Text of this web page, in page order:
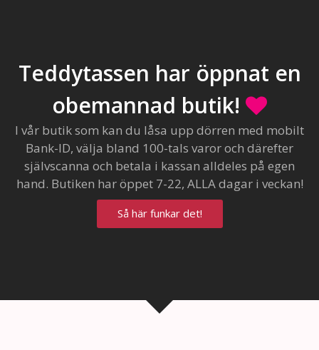
Teddytassen har öppnat en
obemannad butik!
I vår butik som kan du låsa upp dörren med mobilt
Bank-ID, välja bland 100-tals varor och därefter
självscanna och betala i kassan alldeles på egen
hand. Butiken har öppet 7-22, ALLA dagar i veckan!
Så här funkar det!